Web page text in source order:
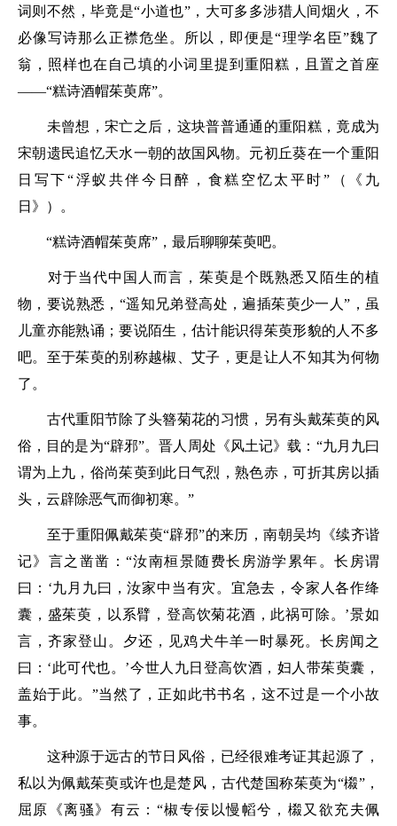
词则不然，毕竟是“小道也”，大可多多涉猎人间烟火，不
必像写诗那么正襟危坐。所以，即便是“理学名臣”魏了
翁，照样也在自己填的小词里提到重阳糕，且置之首座
——“糕诗酒帽茱萸席”。
未曾想，宋亡之后，这块普普通通的重阳糕，竟成为
宋朝遗民追忆天水一朝的故国风物。元初丘葵在一个重阳
日写下“浮蚁共伴今日醉，食糕空忆太平时” （《九
日》）。
“糕诗酒帽茱萸席” ，最后聊聊茱萸吧。
对于当代中国人而言，茱萸是个既熟悉又陌生的植
物，要说熟悉， “遥知兄弟登高处，遍插茱萸少一人” ，虽
儿童亦能熟诵；要说陌生，估计能识得茱萸形貌的人不多
吧。至于茱萸的别称越椒、艾子，更是让人不知其为何物
了。
古代重阳节除了头簪菊花的习惯，另有头戴茱萸的风
俗，目的是为“辟邪”。晋人周处《风土记》载： “九月九曰
谓为上九，俗尚茱萸到此日气烈，熟色赤，可折其房以插
头，云辟除恶气而御初寒。”
至于重阳佩戴茱萸“辟邪”的来历，南朝吴均《续齐谐
记》言之凿凿：“汝南桓景随费长房游学累年。长房谓
曰：‘九月九曰，汝家中当有灾。宜急去，令家人各作绛
囊，盛茱萸，以系臂，登高饮菊花酒，此祸可除。’景如
言，齐家登山。夕还，见鸡犬牛羊一时暴死。长房闻之
曰：‘此可代也。’今世人九日登高饮酒，妇人带茱萸囊，
盖始于此。”当然了，正如此书书名，这不过是一个小故
事。
这种源于远古的节日风俗，已经很难考证其起源了，
私以为佩戴茱萸或许也是楚风，古代楚国称茱萸为“榝”，
屈原《离骚》有云： “椒专佞以慢幍兮，榝又欲充夫佩